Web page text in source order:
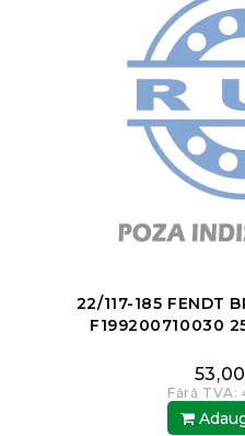
22/117-185 FENDT
F199200710030
Fără TVA: